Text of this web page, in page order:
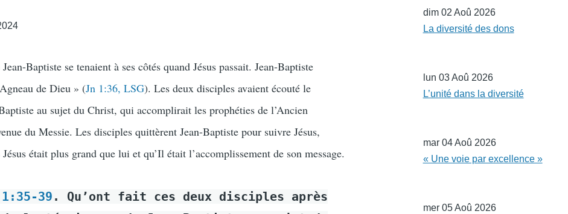
Baptiste se tenaient à ses côtés quand Jésus passait. Jean-Baptiste
de Dieu » (Jn 1:36, LSG). Les deux disciples avaient écouté le
au sujet du Christ, qui accomplirait les prophéties de l’Ancien
du Messie. Les disciples quittèrent Jean-Baptiste pour suivre Jésus,
était plus grand que lui et qu’Il était l’accomplissement de son message.
39 . Qu’ont fait ces deux disciples après
dim 02 Aoû 2026
La diversité des dons
lun 03 Aoû 2026
L’unité dans la diversité
mar 04 Aoû 2026
« Une voie par excellence »
mer 05 Aoû 2026